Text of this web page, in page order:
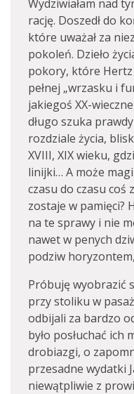
Wydziwiałam nad
rację. Doszedł do
które uważał za
pokoleń. Dzieło
pokory, które Hertz
pełnej „wrzasku i
jakiegoś XX-
długo szuka
rozdziale życia,
XVIII, XIX wieku,
linijki… A może
czasu do czasu coś
zostaje w pamięci?
na te sprawy i nie
nawet w penych
podziw
Próbuję wyobrazić
przy stoliku w
odbijali za bardzo
było posłuchać ich
drobiazgi, o
przesadne wydatki
niewątpliwie z